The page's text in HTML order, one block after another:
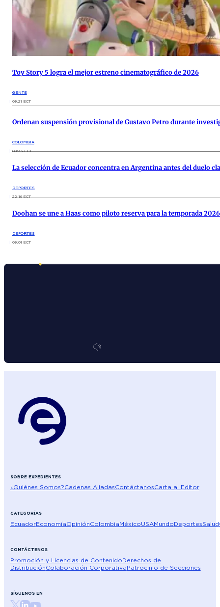
Toy Story 5 logra el mejor estreno cinematográfico de 2026
GENTE
09:21 ECT
Ordenan suspensión provisional de Gustavo Petro durante
COLOMBIA
09:33 ECT
La selección de Ecuador concentra en Argentina antes del duelo
DEPORTES
22:16 ECT
Doohan se une a Haas como piloto reserva para la temporada
DEPORTES
09:01 ECT
SOBRE EXPEDIENTES
¿Quiénes Somos?Cadenas AliadasContáctanosCarta al Editor
CATEGORÍAS
EcuadorEconomíaOpiniónColombiaMéxicoUSAMundoDeportesSalud
CONTÁCTENOS
Promoción y Licencias de ContenidoDerechos de
DistribuciónColaboración CorporativaPatrocinio de Secciones
SÍGUENOS EN